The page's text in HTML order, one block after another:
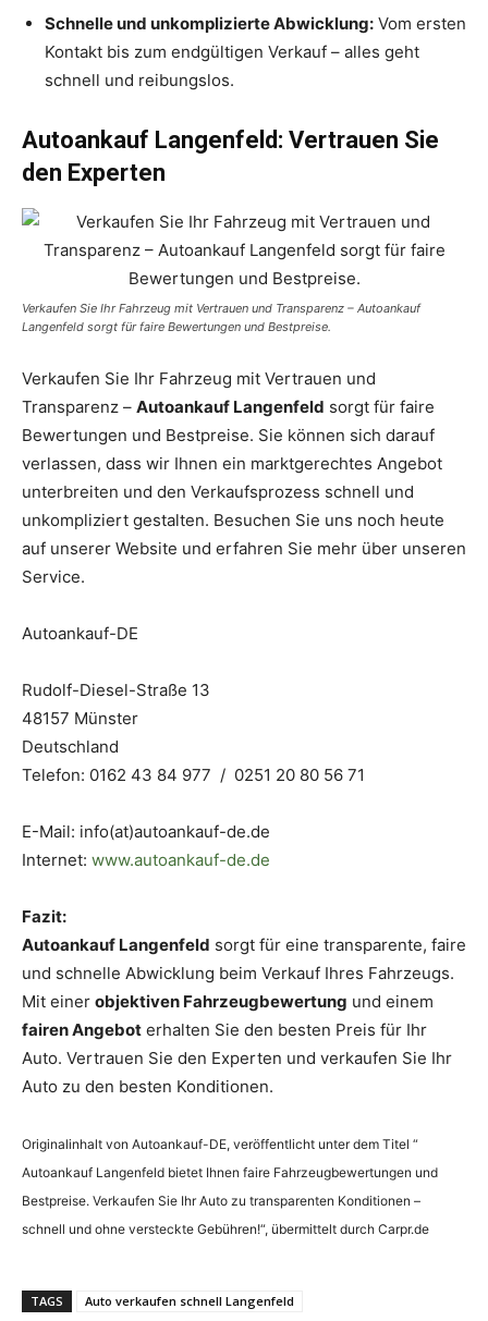
Schnelle und unkomplizierte Abwicklung: Vom ersten
Kontakt bis zum endgültigen Verkauf – alles geht
schnell und reibungslos.
Autoankauf Langenfeld: Vertrauen Sie
den Experten
Verkaufen Sie Ihr Fahrzeug mit Vertrauen und Transparenz – Autoankauf
Langenfeld sorgt für faire Bewertungen und Bestpreise.
Verkaufen Sie Ihr Fahrzeug mit Vertrauen und
Transparenz – Autoankauf Langenfeld sorgt für faire
Bewertungen und Bestpreise. Sie können sich darauf
verlassen, dass wir Ihnen ein marktgerechtes Angebot
unterbreiten und den Verkaufsprozess schnell und
unkompliziert gestalten. Besuchen Sie uns noch heute
auf unserer Website und erfahren Sie mehr über unseren
Service.
Autoankauf-DE
Rudolf-Diesel-Straße 13
48157 Münster
Deutschland
Telefon: 0162 43 84 977 / 0251 20 80 56 71
E-Mail: info(at)autoankauf-de.de
Internet: www.autoankauf-de.de
Fazit:
Autoankauf Langenfeld sorgt für eine transparente, faire
und schnelle Abwicklung beim Verkauf Ihres Fahrzeugs.
Mit einer objektiven Fahrzeugbewertung und einem
fairen Angebot erhalten Sie den besten Preis für Ihr
Auto. Vertrauen Sie den Experten und verkaufen Sie Ihr
Auto zu den besten Konditionen.
Originalinhalt von Autoankauf-DE, veröffentlicht unter dem Titel “
Autoankauf Langenfeld bietet Ihnen faire Fahrzeugbewertungen und
Bestpreise. Verkaufen Sie Ihr Auto zu transparenten Konditionen –
schnell und ohne versteckte Gebühren!“, übermittelt durch Carpr.de
TAGS
Auto verkaufen schnell Langenfeld